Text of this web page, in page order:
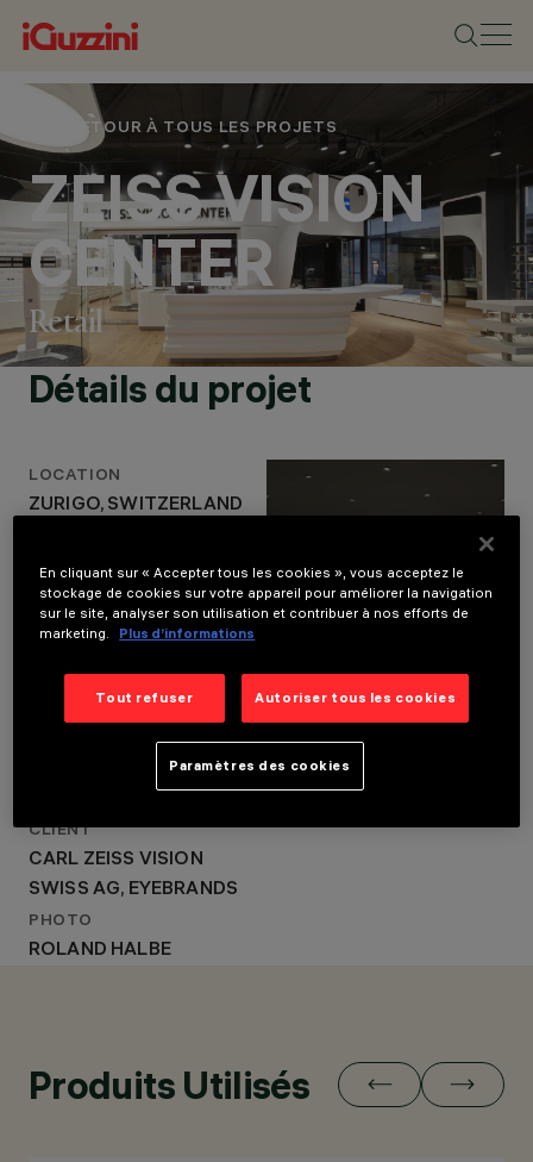
RETOUR À TOUS LES PROJETS
ZEISS VISION
CENTER
Retail
EMPLACEMENT
ZURIGO,
2020
CONCEPTION
ARCHITECTURALE
CONCEPTION
D’ÉCLAIRAGE
LABOR WELTENBAU -
Détails du projet
LOCATION
ZURIGO, SWITZERLAND
2020
CONCEPTION
ARCHITECTURALE
ELMAR GAUGGEL
LABOR WELTENBAU -
CLIENT
CARL ZEISS VISION
SWISS AG, EYEBRANDS
PHOTO
ROLAND HALBE
Produits Utilisés
En cliquant sur « Accepter tous les cookies », vous acceptez le
stockage de cookies sur votre appareil pour améliorer la navigation
sur le site, analyser son utilisation et contribuer à nos efforts de
marketing.
Plus d’informations
Tout refuser Autoriser tous les cookies
Paramètres des cookies